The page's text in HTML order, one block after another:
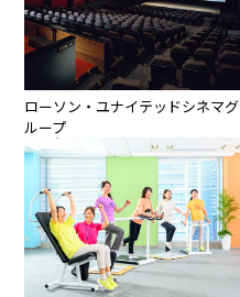
ローソン・ユナイテッドシネマグ
ループ